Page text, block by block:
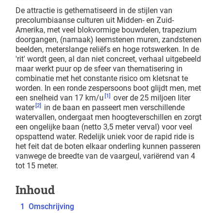
De attractie is gethematiseerd in de stijlen van
precolumbiaanse culturen uit Midden- en Zuid-
Amerika, met veel blokvormige bouwdelen, trapezium
doorgangen, (namaak) leemstenen muren, zandstenen
beelden, meterslange reliëfs en hoge rotswerken. In de
'rit' wordt geen, al dan niet concreet, verhaal uitgebeeld
maar werkt puur op de sfeer van thematisering in
combinatie met het constante risico om kletsnat te
worden. In een ronde zespersoons boot glijdt men, met
een snelheid van 17 km/u [1]
over de 25 miljoen liter
water [2]
in de baan en passeert men verschillende
watervallen, ondergaat men hoogteverschillen en zorgt
een ongelijke baan (netto 3,5 meter verval) voor veel
opspattend water. Redelijk uniek voor de rapid ride is
het feit dat de boten elkaar onderling kunnen passeren
vanwege de breedte van de vaargeul, variërend van 4
tot 15 meter.
Inhoud
1 Omschrijving